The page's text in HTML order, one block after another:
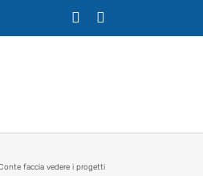
faccia vedere i progetti